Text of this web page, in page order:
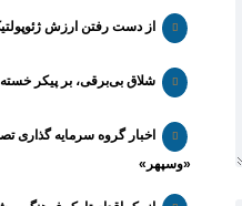
از دست رفتن ارزش
شلاق‌ بی‌برقی، بر پیکر
«وسپهر»